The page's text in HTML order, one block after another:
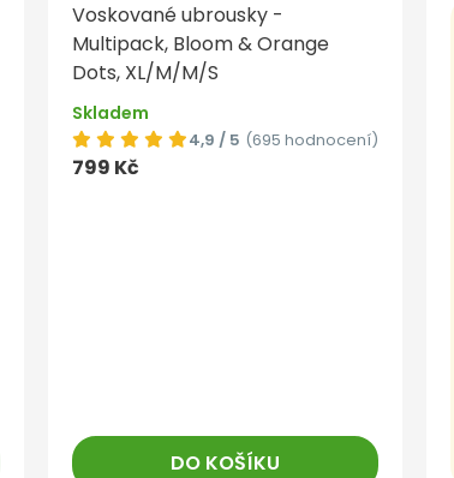
Voskované ubrousky -
Multipack, Bloom & Orange
Dots, XL/M/M/S
Skladem
4,9 / 5 (695 hodnocení)
799 Kč
DO KOŠÍKU